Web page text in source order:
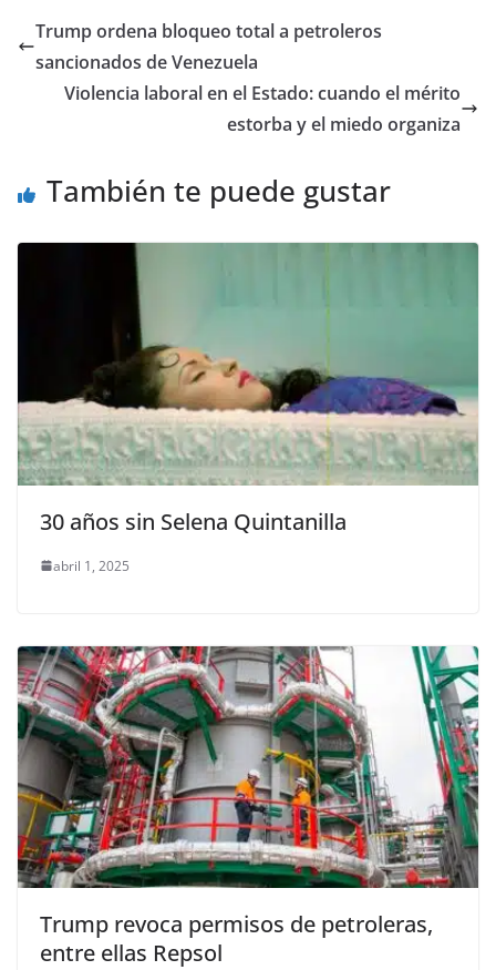
e
b
o
er l s
A
p
p
e
g
er
gr
m
p
tir
Trump ordena bloqueo total a petroleros
sancionados de Venezuela
Violencia laboral en el Estado: cuando el mérito
estorba y el miedo organiza
También te puede gustar
30 años sin Selena Quintanilla
abril 1, 2025
Trump revoca permisos de petroleras,
entre ellas Repsol